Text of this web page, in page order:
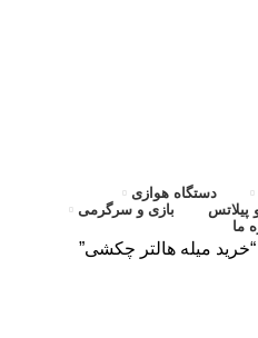
دستگاه هوازی
پیلاتس
بازی و سرگرمی
ما
میله هالتر چکشی”